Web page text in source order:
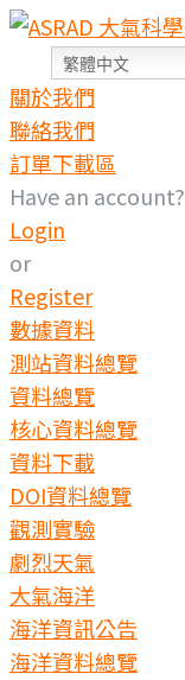
繁體中文
關於我們
聯絡我們
訂單下載區
Have an account?
Login
or
Register
數據資料
測站資料總覽
資料總覽
核心資料總覽
資料下載
DOI資料總覽
觀測實驗
劇烈天氣
大氣海洋
海洋資訊公告
海洋資料總覽